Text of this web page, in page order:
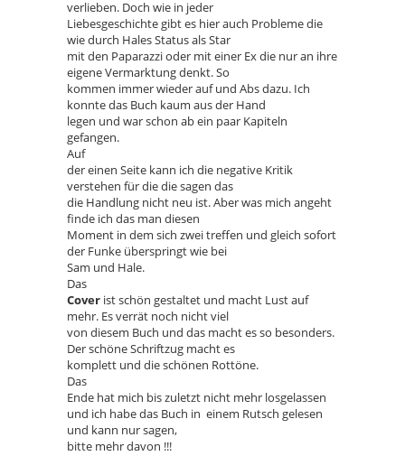
verlieben. Doch wie in jeder
Liebesgeschichte gibt es hier auch Probleme die
wie durch Hales Status als Star
mit den Paparazzi oder mit einer Ex die nur an ihre
eigene Vermarktung denkt. So
kommen immer wieder auf und Abs dazu. Ich
konnte das Buch kaum aus der Hand
legen und war schon ab ein paar Kapiteln
gefangen.
Auf
der einen Seite kann ich die negative Kritik
verstehen für die die sagen das
die Handlung nicht neu ist. Aber was mich angeht
finde ich das man diesen
Moment in dem sich zwei treffen und gleich sofort
der Funke überspringt wie bei
Sam und Hale.
Das
Cover ist schön gestaltet und macht Lust auf
mehr. Es verrät noch nicht viel
von diesem Buch und das macht es so besonders.
Der schöne Schriftzug macht es
komplett und die schönen Rottöne.
Das
Ende hat mich bis zuletzt nicht mehr losgelassen
und ich habe das Buch in einem Rutsch gelesen
und kann nur sagen,
bitte mehr davon !!!